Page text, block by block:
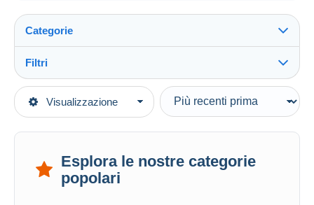
Visualizzazione
Categorie
Categorie principali
Console
SEGA
Filtri
Tipo di vendita
In corso
Asta con offerte
Aste senza offerte
Esplora le nostre categorie
popolari